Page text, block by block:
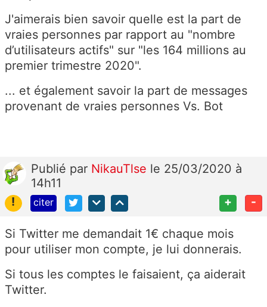
J'aimerais bien savoir quelle est la part de
vraies personnes par rapport au "nombre
d’utilisateurs actifs" sur "les 164 millions au
premier trimestre 2020".
... et également savoir la part de messages
provenant de vraies personnes Vs. Bot
Publié par NikauTlse le 25/03/2020 à
14h11
!
citer + -
Si Twitter me demandait 1€ chaque mois
pour utiliser mon compte, je lui donnerais.
Si tous les comptes le faisaient, ça aiderait
Twitter.